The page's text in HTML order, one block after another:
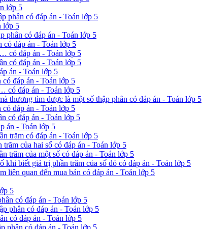
lớp 5
phân có đáp án - Toán lớp 5
lớp 5
phân có đáp án - Toán lớp 5
có đáp án - Toán lớp 5
có đáp án - Toán lớp 5
có đáp án - Toán lớp 5
án - Toán lớp 5
đáp án - Toán lớp 5
có đáp án - Toán lớp 5
thương tìm được là một số thập phân có đáp án - Toán lớp 5
đáp án - Toán lớp 5
có đáp án - Toán lớp 5
án - Toán lớp 5
trăm có đáp án - Toán lớp 5
của hai số có đáp án - Toán lớp 5
trăm của một số có đáp án - Toán lớp 5
biết giá trị phần trăm của số đó có đáp án - Toán lớp 5
liên quan đến mua bán có đáp án - Toán lớp 5
5
có đáp án - Toán lớp 5
phân có đáp án - Toán lớp 5
có đáp án - Toán lớp 5
phân có đáp án - Toán lớp 5